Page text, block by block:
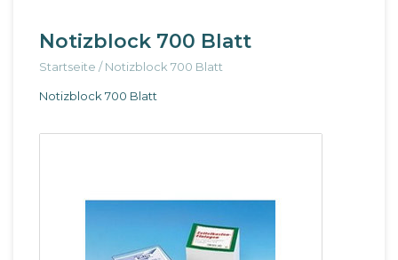
Notizblock 700 Blatt
Startseite /Notizblock 700 Blatt
Notizblock 700 Blatt